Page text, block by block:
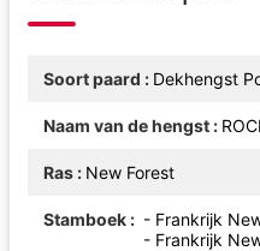
Soort paard Dekhengst
Naam van de hengst
Ras New Forest
Stamboek
- Frankrijk
- Frankrijk